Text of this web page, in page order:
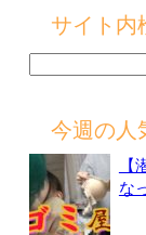
サイト内
今週の人
な